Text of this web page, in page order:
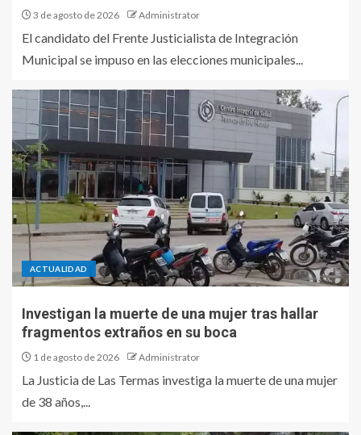
3 de agosto de 2026 Administrator
El candidato del Frente Justicialista de Integración
Municipal se impuso en las elecciones municipales...
ACTUALIDAD
Investigan la muerte de una mujer tras hallar
fragmentos extraños en su boca
1 de agosto de 2026 Administrator
La Justicia de Las Termas investiga la muerte de una mujer
de 38 años,...